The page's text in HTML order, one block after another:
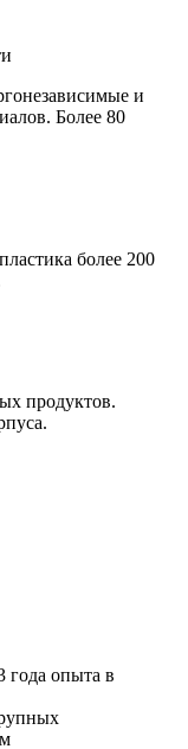
и
Более 80
более 200
продуктов.
года опыта в